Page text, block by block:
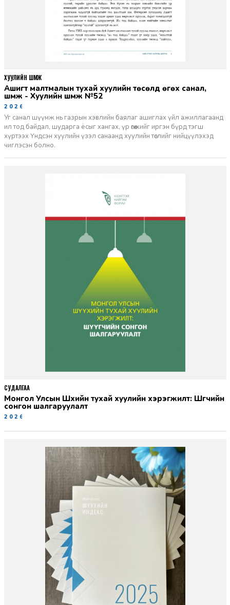
Ашигт малтмалын тухай хуулийн төсөлд өгөх санал,
шүүмж - Хуулийн шүүмж №52
2026-06-29
Уг санал шүүмж нь газрын хэвлийн баялаг ашиглах үйл ажиллагаанд
ил тод байдал, шударга ёсыг хангах, үр өгөөжийг иргэн бүрд тэгш
хүртээх Үндсэн хуулийн үзэл санаанд хуулийн төслийг нийцүүлэхэд
чиглэсэн болно.
ХУУЛИЙН ШҮҮМЖ
Монгол Улсын Шүүхийн тухай хуулийн хэрэгжилт: Шүүгчийн
сонгон шалгаруулалт
2026-06-19
СУДАЛГАА